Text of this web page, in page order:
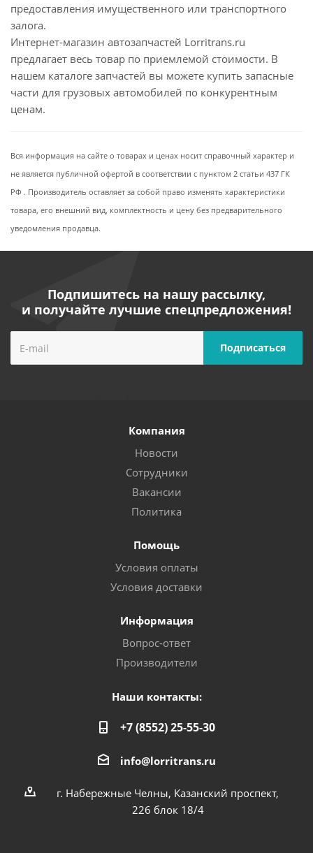
предоставления имущественного или транспортного
залога.
Интернет-магазин автозапчастей Lorritrans.ru
предлагает весь товар по приемлемой стоимости. В
нашем каталоге запчастей вы можете купить запасные
части для грузовых автомобилей по конкурентным
ценам.
Вся информация на сайте о товарах и ценах носит справочный характер и
не является публичной офертой в соответствии с пунктом 2 статьи 437 ГК
РФ . Производитель оставляет за собой право изменять характеристики
товара, его внешний вид, комплектность и цену без предварительного
уведомления продавца.
Подпишитесь на нашу рассылку,
и получайте лучшие спецпредложения!
Компания
Новости
Сотрудники
Вакансии
Политика
Помощь
Условия оплаты
Условия доставки
Информация
Вопрос-ответ
Производители
Наши контакты:
+7 (8552) 25-55-30
info@lorritrans.ru
г. Набережные Челны, Казанский проспект,
226 блок 18/4